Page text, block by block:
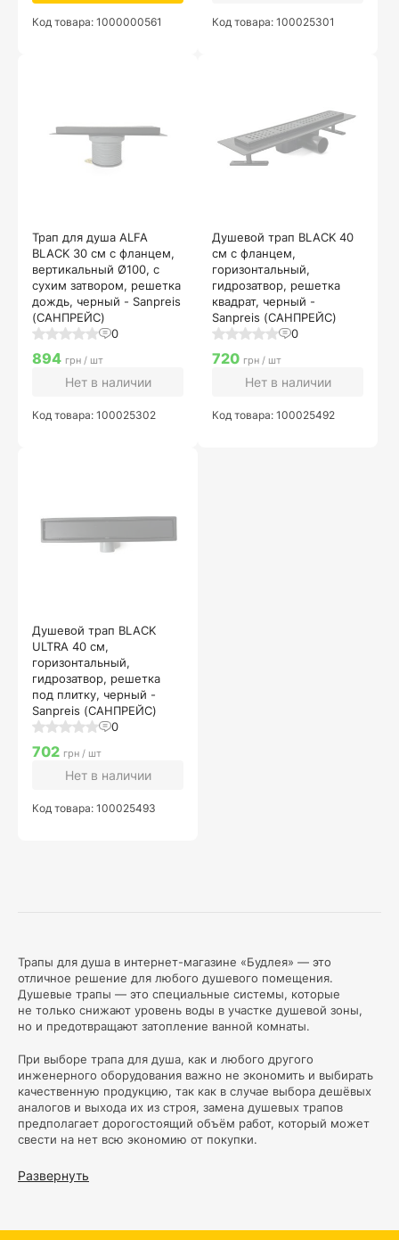
Трапы для душа в интернет-магазине «Будлея» — это
отличное решение для любого душевого помещения.
Душевые трапы — это специальные системы, которые
не только снижают уровень воды в участке душевой зоны,
но и предотвращают затопление ванной комнаты.
При выборе трапа для душа, как и любого другого
инженерного оборудования важно не экономить и выбирать
качественную продукцию, так как в случае выбора дешёвых
аналогов и выхода их из строя, замена душевых трапов
предполагает дорогостоящий объём работ, который может
свести на нет всю экономию от покупки.
В нашем магазине представлен широкий ассортимент
Развернуть
Код товара: 1000000561 Код товара: 100025301
Трап для душа ALFA
BLACK 30 см с фланцем,
вертикальный Ø100, с
сухим затвором, решетка
дождь, черный - Sanpreis
(САНПРЕЙС)
0
894 грн / шт
Нет в наличии
Код товара: 100025302
Душевой трап BLACK 40
см с фланцем,
горизонтальный,
гидрозатвор, решетка
квадрат, черный -
Sanpreis (САНПРЕЙС)
0
720 грн / шт
Нет в наличии
Код товара: 100025492
Душевой трап BLACK
ULTRA 40 см,
горизонтальный,
гидрозатвор, решетка
под плитку, черный -
Sanpreis (САНПРЕЙС)
0
702 грн / шт
Нет в наличии
Код товара: 100025493